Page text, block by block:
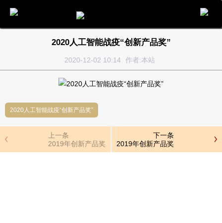
2020人工智能战疫“创新产品奖”
2020-12-02 10:14 作者:本站
2020人工智能战疫“创新产品奖”
上一条
2019年创新产品奖
下一条
2019年创新产品奖
电话 留言